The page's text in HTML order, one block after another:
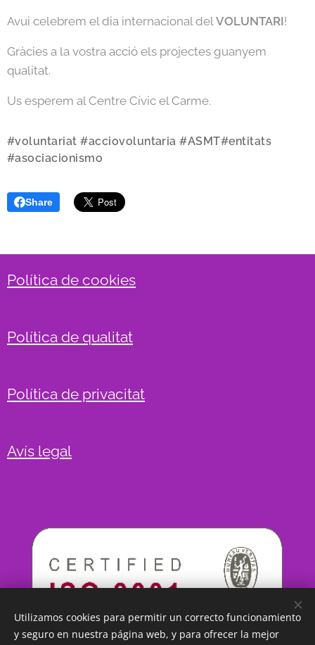
Avui celebrem el dia internacional del VOLUNTARI!
Gràcies a la vostra acció els projectes guanyem
qualitat.
Us esperem al Centre Cívic el Carme.
#voluntariat #acciovoluntaria #ASMT#entitats
#asociacionismo
Share
Política de cookies
Política de qualitat
Política de privacitat
Avís legal
Utilizamos cookies para permitir un correcto funcionamiento
y seguro en nuestra página web, y para ofrecer la mejor